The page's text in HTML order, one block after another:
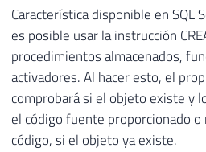
Característica disponible en SQL
es posible usar la instrucción
procedimientos almacenados,
activadores. Al hacer esto, el
comprobará si el objeto existe y
el código fuente proporcionado
código, si el objeto ya existe.